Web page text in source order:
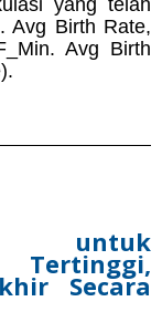
yang telah
Avg Birth Rate,
Avg Birth
untuk
Secara